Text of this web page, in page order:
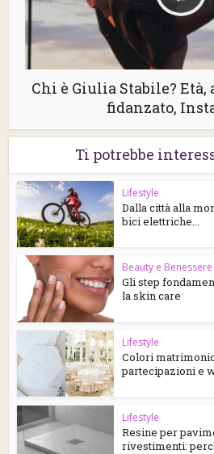
Chi è Giulia Stabile?
fidanzato,
Ti potrebbe
Lifestyle
Dalla città alla
bici elettriche...
Beauty e Benessere
Gli step
la skin care
Lifestyle
Colori
partecipazioni e
Lifestyle
Resine per
rivestimenti: